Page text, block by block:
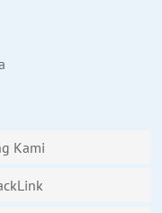
Kami